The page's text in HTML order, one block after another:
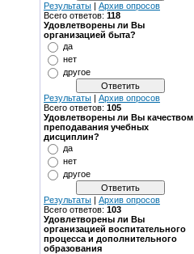
Результаты | Архив опросов
Всего ответов: 118
Удовлетворены ли Вы
организацией быта?
да
нет
другое
Результаты | Архив опросов
Всего ответов: 105
Удовлетворены ли Вы качеством
преподавания учебных
дисциплин?
да
нет
другое
Результаты | Архив опросов
Всего ответов: 103
Удовлетворены ли Вы
организацией воспитательного
процесса и дополнительного
образования